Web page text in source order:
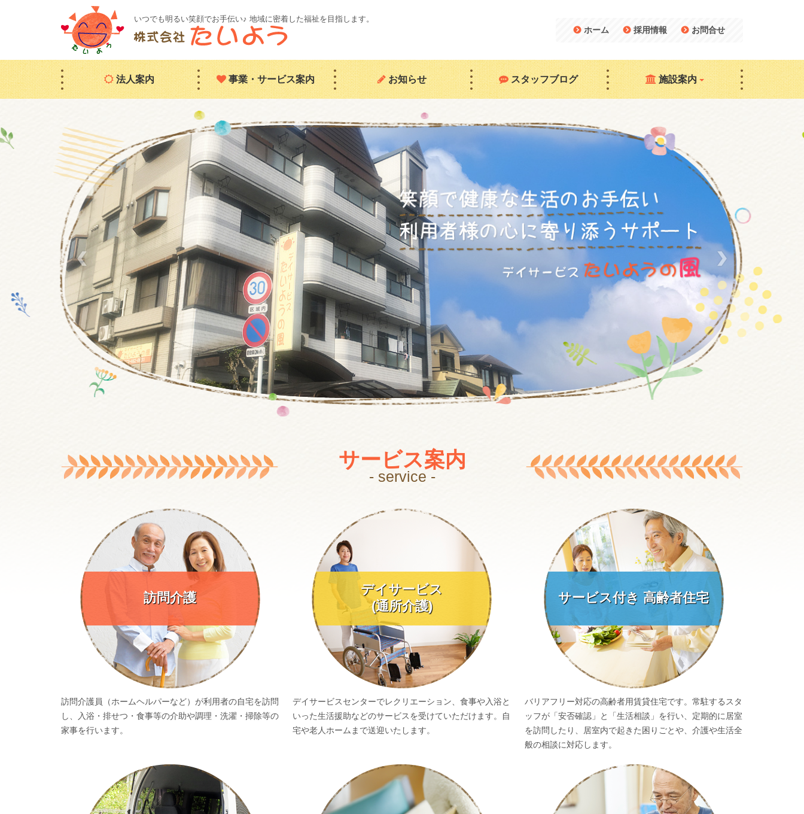
いつでも明るい笑顔でお手伝い♪ 地域に密着した福祉を目指します。
ホーム 採用情報 お問合せ
法人案内 事業・サービス案内 お知らせ スタッフブログ 施設案内
サービス案内
- service -
訪問介護
訪問介護員（ホームヘルパーなど）が利用者の自宅を訪問
し、入浴・排せつ・食事等の介助や調理・洗濯・掃除等の
家事を行います。
デイサービス
(通所介護)
デイサービスセンターでレクリエーション、食事や入浴と
いった生活援助などのサービスを受けていただけます。自
宅や老人ホームまで送迎いたします。
サービス付き 高齢者住宅
バリアフリー対応の高齢者用賃貸住宅です。常駐するスタ
ッフが「安否確認」と「生活相談」を行い、定期的に居室
を訪問したり、居室内で起きた困りごとや、介護や生活全
般の相談に対応します。